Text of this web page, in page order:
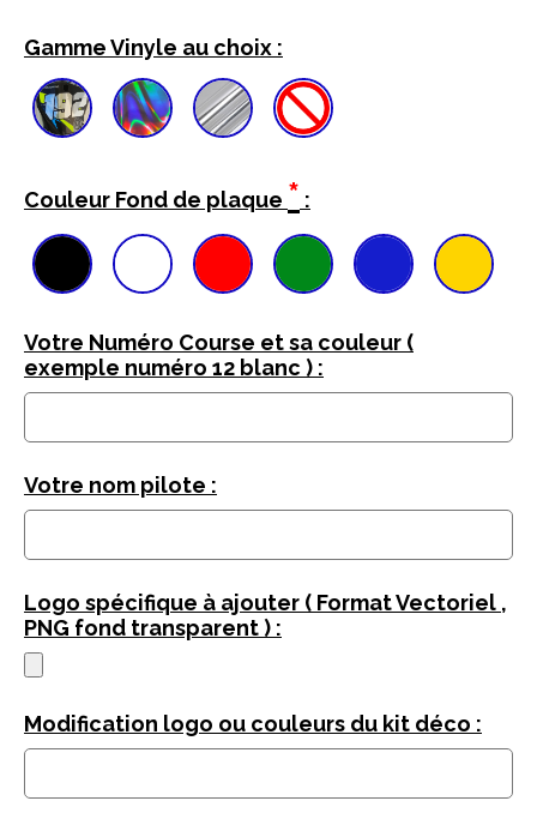
Gamme Vinyle au choix :
Couleur Fond de plaque * :
Votre Numéro Course et sa couleur (
exemple numéro 12 blanc ) :
Votre nom pilote :
Logo spécifique à ajouter ( Format Vectoriel ,
PNG fond transparent ) :
Modification logo ou couleurs du kit déco :